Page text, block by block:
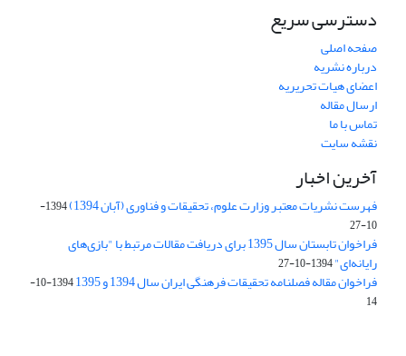
دسترسی سریع
صفحه اصلی
درباره نشریه
اعضای هیات تحریریه
ارسال مقاله
تماس با ما
نقشه سایت
آخرین اخبار
فهرست نشریات معتبر وزارت علوم، تحقیقات و فناوری (آبان 1394)
1394-
10-27
فراخوان تابستان سال 1395 برای دریافت مقالات مرتبط با "بازی‌های
رایانه‌ای"1394-10-27
فراخوان مقاله فصلنامه تحقیقات فرهنگی ایران سال 1394 و 1395
1394-10-
14